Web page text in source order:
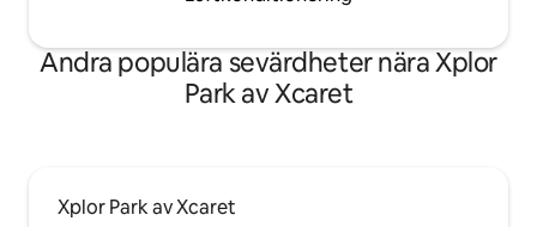
Andra populära sevärdheter nära Xplor
Park av Xcaret
Xplor Park av Xcaret